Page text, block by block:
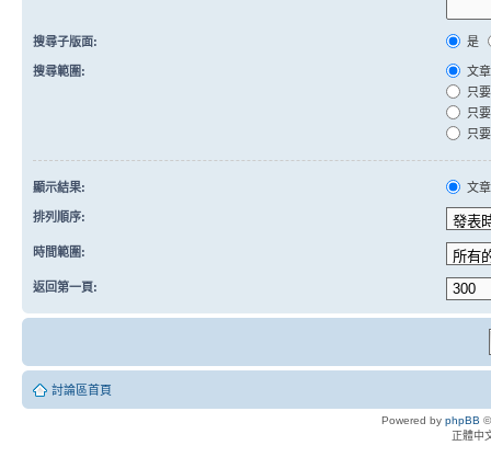
搜尋子版面: 是
搜尋範圍:
文
只
只
只
顯示結果: 文章
排列順序:
時間範圍:
返回第一頁:
討論區首頁
Powered by phpBB
正體中